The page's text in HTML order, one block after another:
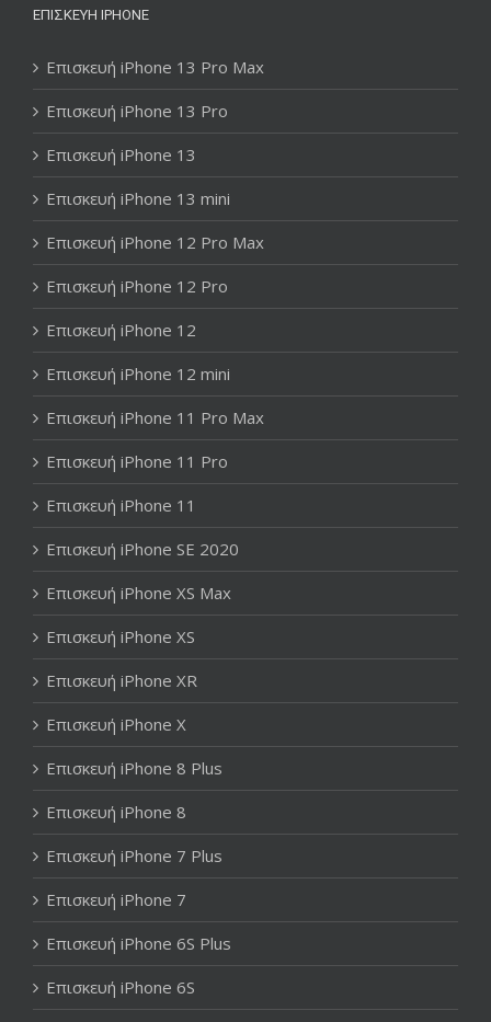
ΕΠΙΣΚΕΥΉ IPHONE
Επισκευή iPhone 13 Pro Max
Επισκευή iPhone 13 Pro
Επισκευή iPhone 13
Επισκευή iPhone 13 mini
Επισκευή iPhone 12 Pro Max
Επισκευή iPhone 12 Pro
Επισκευή iPhone 12
Επισκευή iPhone 12 mini
Επισκευή iPhone 11 Pro Max
Επισκευή iPhone 11 Pro
Επισκευή iPhone 11
Επισκευή iPhone SE 2020
Επισκευή iPhone XS Max
Επισκευή iPhone XS
Επισκευή iPhone XR
Επισκευή iPhone X
Επισκευή iPhone 8 Plus
Επισκευή iPhone 8
Επισκευή iPhone 7 Plus
Επισκευή iPhone 7
Επισκευή iPhone 6S Plus
Επισκευή iPhone 6S